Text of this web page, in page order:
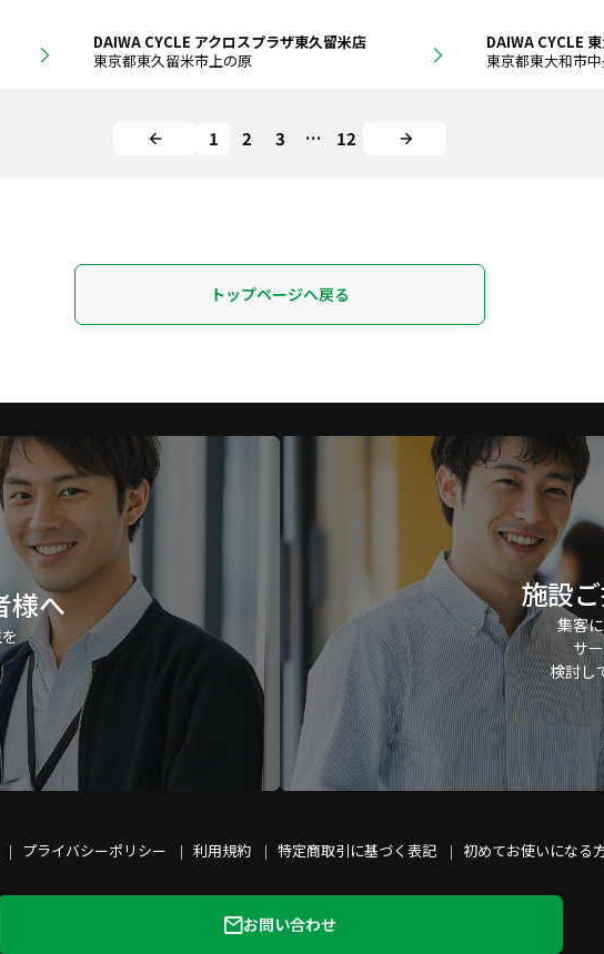
DAIWA CYCLE アクロスプラザ東久留米店
東京都東久留米市上の原
DAIWA CYCLE
東京都東大和市
1 2 3 … 12
トップページへ戻る
様へ 施設
集客
サ
検討し
プライバシーポリシー 利用規約 特定商取引に基づく表記 初めてお使いになる
お問い合わせ